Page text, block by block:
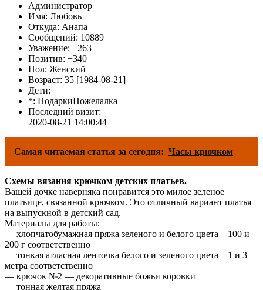
Администратор
Имя: Любовь
Откуда: Анапа
Сообщений: 10889
Уважение: +263
Позитив: +340
Пол: Женский
Возраст: 35 [1984-08-21]
Дети:
*: ПодаркиПожелалка
Последний визит:
2020-08-21 14:00:44
Самая читаемая статья за сегодня: Часы крючком
Схемы вязания крючком детских платьев.
Вашей дочке наверняка понравится это милое зеленое
платьице, связанной крючком. Это отличный вариант платья
на выпускной в детский сад.
Материалы для работы:
— хлопчатобумажная пряжа зеленого и белого цвета – 100 и
200 г соответственно
— тонкая атласная ленточка белого и зеленого цвета – 1 и 3
метра соответственно
— крючок №2 — декоративные божьи коровки
— тонная желтая пряжа